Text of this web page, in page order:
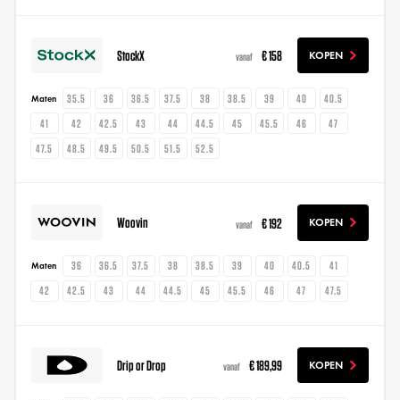
StockX vanaf € 158 KOPEN
Maten 35.5 36 36.5 37.5 38 38.5 39 40
40.5
41
42 42.5 43 44 44.5 45 45.5 46
47
47.5
48.5 49.5 50.5 51.5 52.5
Woovin vanaf € 192 KOPEN
Maten 36 36.5 37.5 38 38.5 39 40 40.5
41
42
42.5 43 44 44.5 45 45.5 46 47 47.5
Drip or Drop vanaf € 189,99 KOPEN